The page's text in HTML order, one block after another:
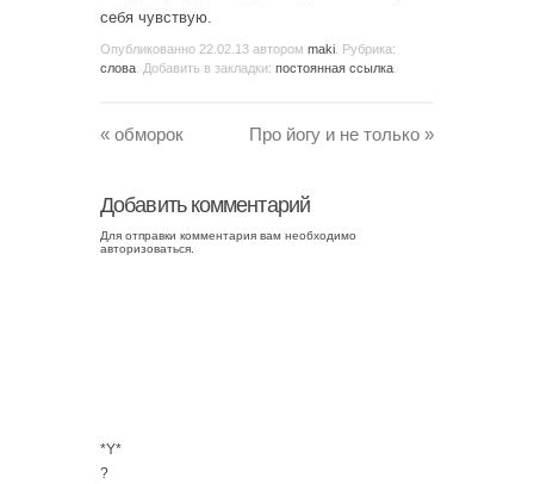
себя чувствую.
Опубликованно 22.02.13 автором maki . Рубрика:
слова . Добавить в закладки: постоянная ссылка
« обморок Про йогу и не только »
Добавить комментарий
Для отправки комментария вам необходимо
авторизоваться
*Y*
?